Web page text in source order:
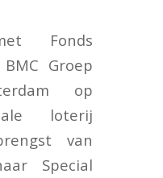
Fonds
Groep
op
loterij
van
Special